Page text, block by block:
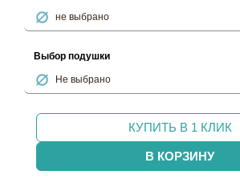
не выбрано
Выбор подушки
Не выбрано
КУПИТЬ В 1 КЛИК
В КОРЗИНУ